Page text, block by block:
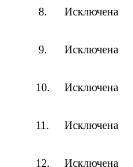
8. Исключена
9. Исключена
10. Исключена
11. Исключена
12. Исключена